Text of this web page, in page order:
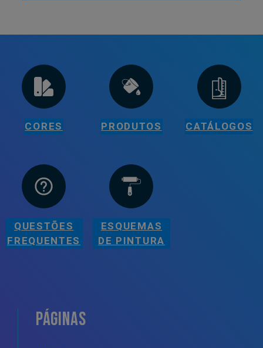
CORES PRODUTOS CATÁLOGOS
QUESTÕES
FREQUENTES
ESQUEMAS
DE PINTURA
PÁGINAS